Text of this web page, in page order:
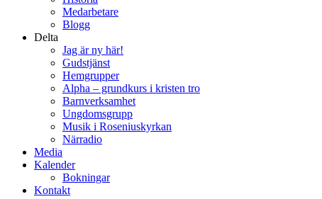
Medarbetare
Blogg
Delta
Jag är ny här!
Gudstjänst
Hemgrupper
Alpha – grundkurs i kristen tro
Barnverksamhet
Ungdomsgrupp
Musik i Roseniuskyrkan
Närradio
Media
Kalender
Bokningar
Kontakt